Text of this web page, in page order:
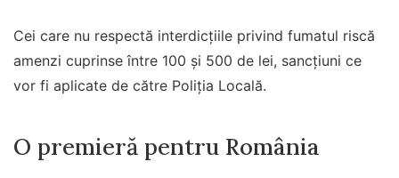
Cei care nu respectă interdicțiile privind fumatul riscă
amenzi cuprinse între 100 și 500 de lei, sancțiuni ce
vor fi aplicate de către Poliția Locală.
O premieră pentru România